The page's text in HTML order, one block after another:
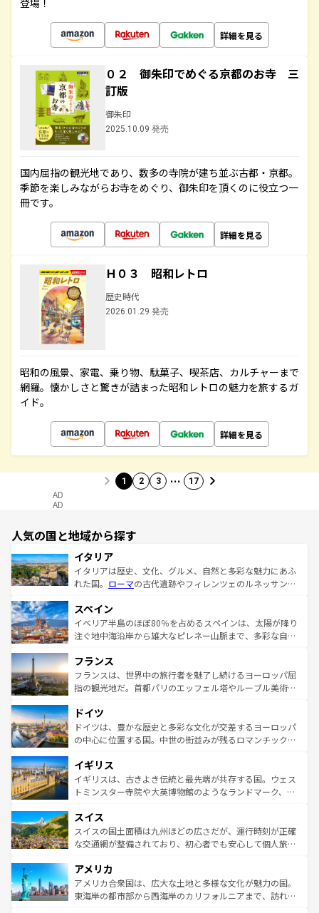
登場！
詳細を見る
０２ 御朱印でめぐる京都のお寺 三
訂版
御朱印
2025.10.09 発売
国内屈指の観光地であり、数多の寺院が建ち並ぶ古都・京都。
季節を楽しみながらお寺をめぐり、御朱印を頂くのに役立つ一
冊です。
詳細を見る
Ｈ０３ 昭和レトロ
歴史時代
2026.01.29 発売
昭和の風景、家電、乗り物、駄菓子、喫茶店、カルチャーまで
網羅。懐かしさと驚きが詰まった昭和レトロの魅力を旅するガ
イド。
詳細を見る
1 2 3 … 17
AD
AD
人気の国と地域から探す
イタリア
イタリアは歴史、文化、グルメ、自然と多彩な魅力にあふ
れた国。 ローマの古代遺跡やフィレンツェのルネッサンス
ろん、トスカーナの美しい田園風景やアマルフィ海岸の絶
景など、自然景観も見逃せない。観光の合間には、本場の
ピザやパスタなど、絶品のイタリア料理を堪能することも
ませてくれるイタリアで、忘れられない旅をしてみよう！
なお、新着のイタリア情報はコンテンツ一覧 を参照してほ
しい。
スペイン
イベリア半島のほぼ80％を占めるスペインは、太陽が降り
注ぐ地中海沿岸から雄大なピレネー山脈まで、多彩な自然
文化が根付くこの国では、情熱的なフラメンコ、熱気あふ
れる闘牛、そして美味しいタパスが生活の一部となってい
る。首都マドリードの洗練された雰囲気や、バルセロナの
の城塞都市、穏やかなビーチリゾートまで多彩な表情を見
せる。地方によって風土や気候が異なるスペインはその個
性で訪れる人を魅了する。 なお、新着のスペイン情報はコ
フランス
フランスは、世界中の旅行者を魅了し続けるヨーロッパ屈
指の観光地だ。首都パリのエッフェル塔やルーブル美術館
で、幅広い魅力が詰まっている。華麗な宮殿、歴史的な大
聖堂、美しいビーチ、そして豊かな自然が、訪れる者を心
から魅了する。また、フランスは美食の国としても知ら
いる。シャンパンの発祥地であるランス、プロヴァンスの
香り高いラベンダー畑など、多彩な楽しみ方が可能だ。さ
らに、パリ以外の地域にも魅力が溢れており、どの街角に
れる地方に足を運ぶとそれぞれで全く異なる文化を体験で
きるだろう。 なお、新着のフランス情報はコンテンツ一覧
を参照してほしい。
ドイツ
ドイツは、豊かな歴史と多彩な文化が交差するヨーロッパ
の中心に位置する国。中世の街並みが残るロマンチック街
顔を持つこの国は、どこを歩いても飽きることがない。ベ
ルリンの文化的活気、バイエルン州のアルプスの絶景、そ
してライン川沿いのワイン畑といった風景は必見。ビール
は、お酒好きな人にはぜひ体験してほしい。 なお、新着の
ドイツ情報はコンテンツ一覧を参照してほしい。
イギリス
イギリスは、古きよき伝統と最先端が共存する国。ウェス
トミンスター寺院や大英博物館のようなランドマーク、歴
リアごとに異なる魅力がある。また、優雅なアフタヌーン
ティー、ビール好きにはたまらない英国パブ、サッカー観
戦など、本場だからこそできる体験も豊富。イギリスを旅
ンツ一覧を参照してほしい。
スイス
スイスの国土面積は九州ほどの広さだが、運行時刻が正確
な交通網が整備されており、初心者でも安心して個人旅行
の建物がそのまま残る町や、スイスならではのユニークな
博物館もあり、アルプス観光だけでなく町歩きも満喫する
ことができる。国民の所得が高いため物価も高いが、旅行
アメリカ
アメリカ合衆国は、広大な土地と多様な文化が魅力の国。
東海岸の都市部から西海岸のカリフォルニアまで、訪れる